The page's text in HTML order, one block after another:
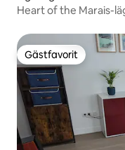
Heart of the Marais-
Gästfavorit
Gästfavorit